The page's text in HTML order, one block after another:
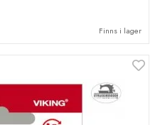
Finns i lager